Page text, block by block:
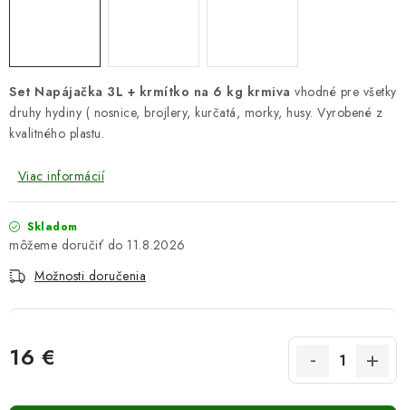
Set Napájačka 3L + krmítko na 6 kg krmiva vhodné pre všetky
druhy hydiny ( nosnice, brojlery, kurčatá, morky, husy. Vyrobené z
kvalitného plastu.
Viac informácií
Skladom
11.8.2026
Možnosti doručenia
16 €